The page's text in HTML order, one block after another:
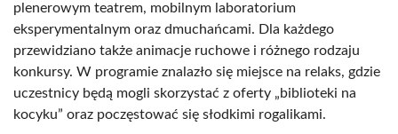
plenerowym teatrem, mobilnym laboratorium
eksperymentalnym oraz dmuchańcami. Dla każdego
przewidziano także animacje ruchowe i różnego rodzaju
konkursy. W programie znalazło się miejsce na relaks, gdzie
uczestnicy będą mogli skorzystać z oferty „biblioteki na
kocyku” oraz poczęstować się słodkimi rogalikami.